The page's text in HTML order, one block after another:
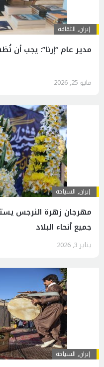
إيران, الثقافة
مدير عام “إرنا”: يجب أن
مايو 25, 2026
إيران, السياحة
جميع أنحاء البلاد
يناير 3, 2026
إيران, السياحة